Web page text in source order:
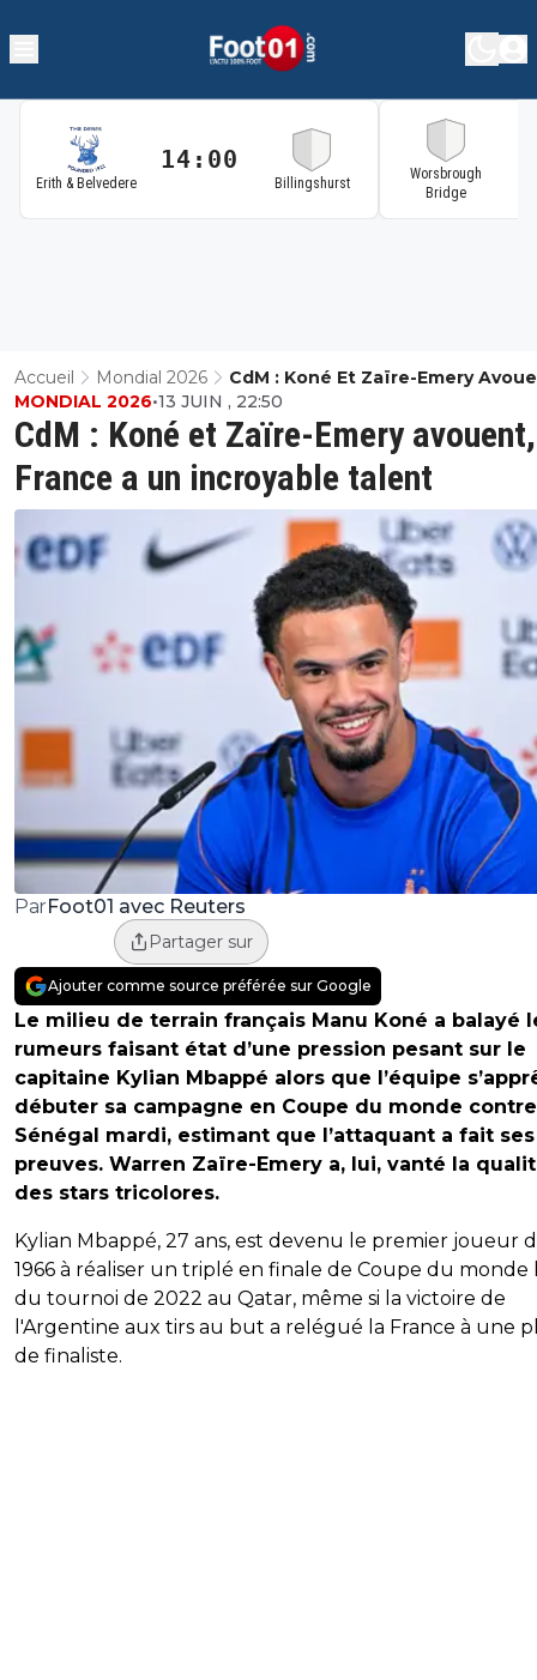
Erith & Belvedere
14:00
Billingshurst
Worsbrough
Bridge
Accueil Mondial 2026
CdM : Koné Et Zaïre-Emery Avouent, La
France A Un Incroyable Talent
CdM : Koné et Zaïre-Emery
France a un incroyable talent
MONDIAL 2026•13 JUIN , 22:50
ParFoot01 avec Reuters
Partager sur
Ajouter comme source préférée sur Google
Le milieu de terrain français Manu Koné a balayé
rumeurs faisant état d’une pression pesant sur le
capitaine Kylian Mbappé alors que l’équipe
débuter sa campagne en Coupe du monde
Sénégal mardi, estimant que l’attaquant a fait ses
preuves. Warren Zaïre-Emery a, lui, vanté la
des stars tricolores.
Kylian Mbappé, 27 ans, est devenu le premier joueur
1966 à réaliser un triplé en finale de Coupe du monde
du tournoi de 2022 au Qatar, même si la victoire de
l'Argentine aux tirs au but a relégué la France à une
de finaliste.